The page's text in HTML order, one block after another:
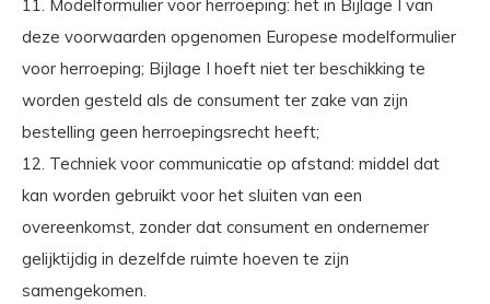
11. Modelformulier voor herroeping: het in Bijlage I van
deze voorwaarden opgenomen Europese modelformulier
voor herroeping; Bijlage I hoeft niet ter beschikking te
worden gesteld als de consument ter zake van zijn
bestelling geen herroepingsrecht heeft;
12. Techniek voor communicatie op afstand: middel dat
kan worden gebruikt voor het sluiten van een
overeenkomst, zonder dat consument en ondernemer
gelijktijdig in dezelfde ruimte hoeven te zijn
samengekomen.